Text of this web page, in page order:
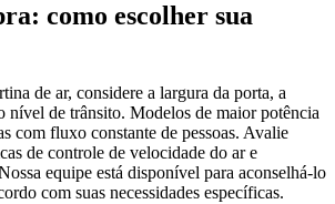
como escolher sua
de ar, considere a largura da porta, a
nível de trânsito. Modelos de maior potência
com fluxo constante de pessoas. Avalie
de controle de velocidade do ar e
equipe está disponível para aconselhá-lo
com suas necessidades específicas.